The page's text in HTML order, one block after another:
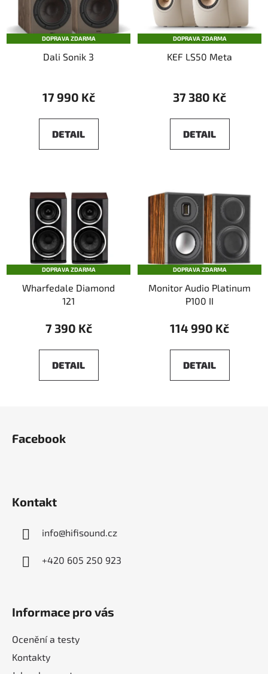
DOPRAVA ZDARMA
Dali Sonik 3
17 990 Kč
DETAIL
DOPRAVA ZDARMA
KEF LS50 Meta
37 380 Kč
DETAIL
DOPRAVA ZDARMA
Wharfedale Diamond
121
7 390 Kč
DETAIL
DOPRAVA ZDARMA
Monitor Audio Platinum
P100 II
114 990 Kč
DETAIL
Facebook
Kontakt
info@hifisound.cz
+420 605 250 923
Informace pro vás
Ocenění a testy
Kontakty